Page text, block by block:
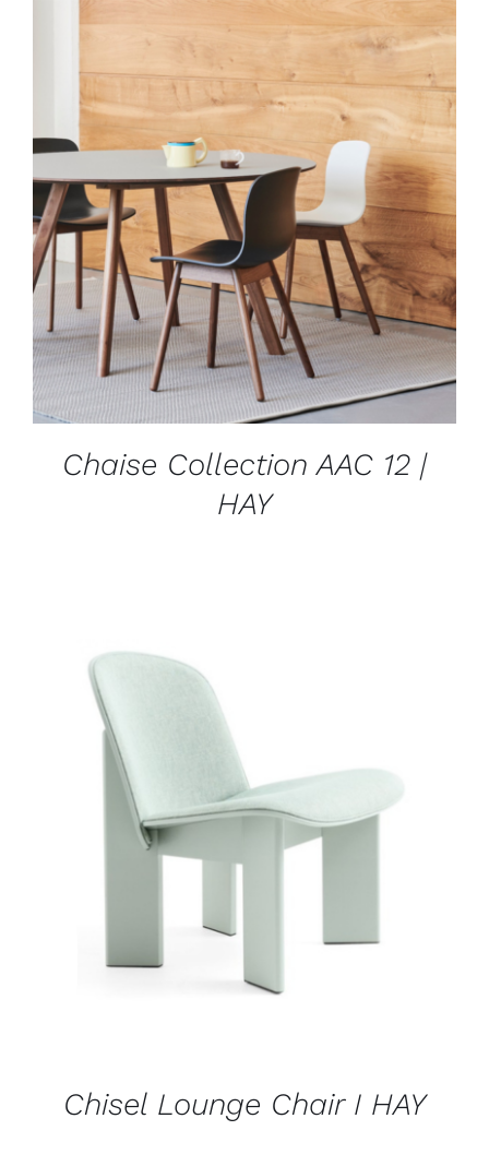
Contact
DÉTAILS
Chaise Collection AAC 12 |
HAY
DÉTAILS
Chisel Lounge Chair I HAY